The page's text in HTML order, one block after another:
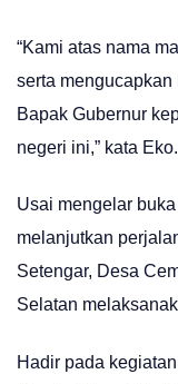
“Kami atas nama
serta
Bapak Gubernur
negeri ini,” kata Eko.
Usai mengelar
melanjutkan
Setengar, Desa
Selatan
Hadir pada